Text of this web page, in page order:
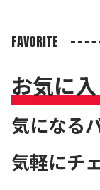
FAVORITE
お気に入
気になる
気軽にチ